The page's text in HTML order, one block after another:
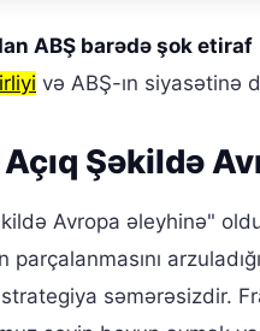
ABŞ barədə şok etiraf
və ABŞ-ın siyasətinə
Açıq Şəkildə
Avropa əleyhinə"
parçalanmasını
səmərəsizdir.